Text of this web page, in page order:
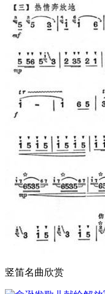
竖笛名曲欣赏